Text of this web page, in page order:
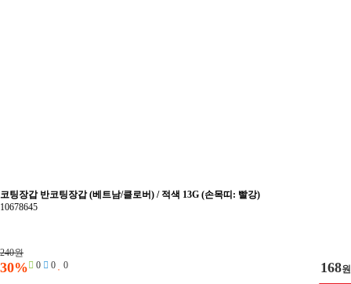
코팅장갑 반코팅장갑 (베트남/클로버) / 적색 13G (손목띠: 빨강)
10678645
240원
30% 168원
0 0 0